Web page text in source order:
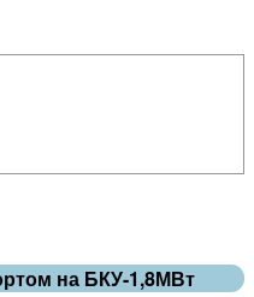
на БКУ-1,8МВт